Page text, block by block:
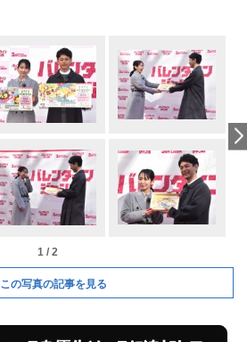
1 / 2
この写真の記事を見る